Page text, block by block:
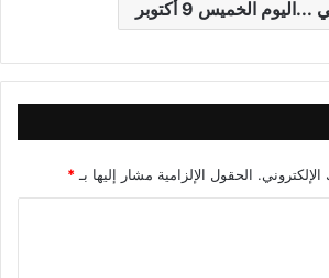
الخميس 9 أكتوبر
الحقول الإلزامية مشار إليها بـ *